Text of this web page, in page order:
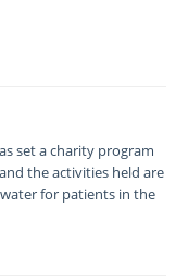
set a charity program
the activities held are
for patients in the